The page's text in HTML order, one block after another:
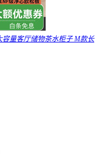
量客厅储物茶水柜子 M款长